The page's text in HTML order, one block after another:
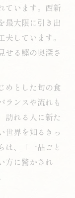
ています。西新
最大限に引き出
しています。
せる鰹の奥深さ
めとした旬の食
ランスや流れも
訪れる人に新た
世界を知るきっ
は、「一品ごと
方に驚かされ